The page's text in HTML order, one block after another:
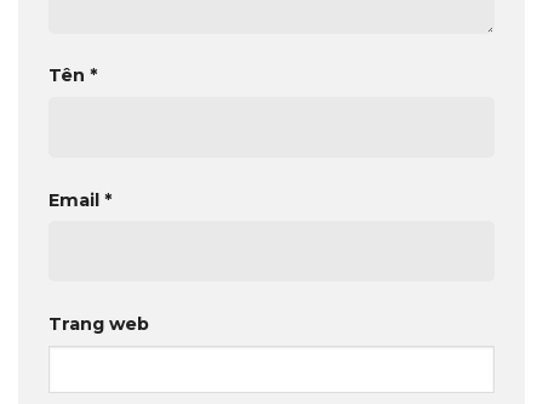
Tên *
Email *
Trang web